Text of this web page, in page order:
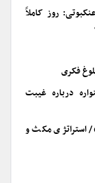
روز کاملاً
فکری
جشنواره درباره غیبت
استراتژی مکث و